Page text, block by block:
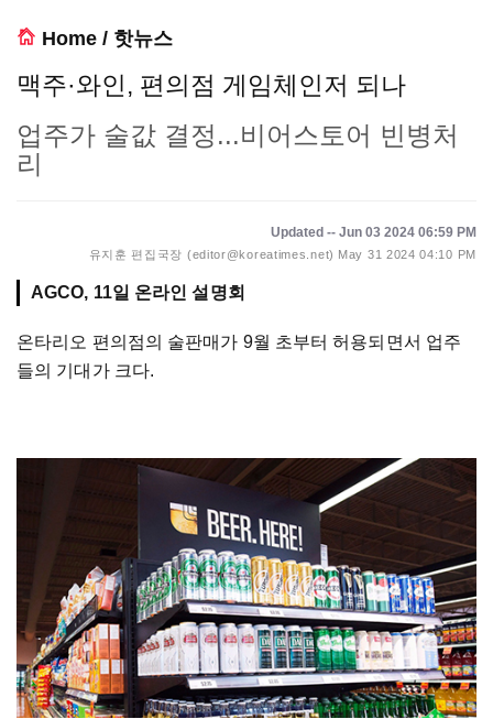
Home / 핫뉴스
맥주·와인, 편의점 게임체인저 되나
업주가 술값 결정...비어스토어 빈병처
리
Updated -- Jun 03 2024 06:59 PM
유지훈 편집국장 (editor@koreatimes.net) May 31 2024 04:10 PM
AGCO, 11일 온라인 설명회
온타리오 편의점의 술판매가 9월 초부터 허용되면서 업주
들의 기대가 크다.